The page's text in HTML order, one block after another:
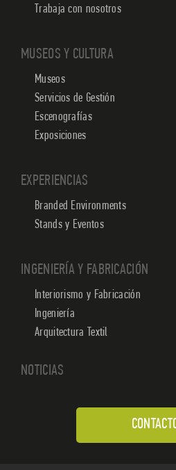
Trabaja con nosotros
MUSEOS Y CULTURA
Museos
Servicios de Gestión
Escenografías
Exposiciones
EXPERIENCIAS
Branded Environments
Stands y Eventos
INGENIERÍA Y FABRICACIÓN
Interiorismo y Fabricación
Ingeniería
Arquitectura Textil
NOTICIAS